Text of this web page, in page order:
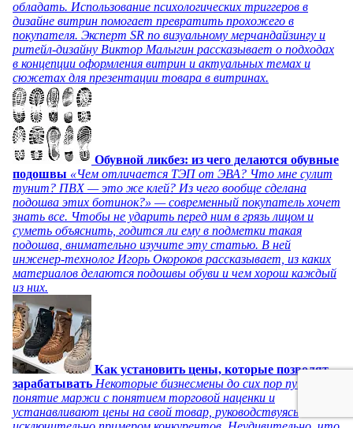
обладать. Использование психологических триггеров в
дизайне витрин помогает превратить прохожего в
покупателя. Эксперт SR по визуальному мерчандайзингу и
ритейл-дизайну Виктор Малыгин рассказывает о подходах
в концепции оформления витрин и актуальных темах и
сюжетах для презентации товара в витринах.
Обувной ликбез: из чего делаются обувные
подошвы «Чем отличается ТЭП от ЭВА? Что мне сулит
тунит? ПВХ — это же клей? Из чего вообще сделана
подошва этих ботинок?» — современный покупатель хочет
знать все. Чтобы не ударить перед ним в грязь лицом и
суметь объяснить, годится ли ему в подметки такая
подошва, внимательно изучите эту статью. В ней
инженер-технолог Игорь Окороков рассказывает, из каких
материалов делаются подошвы обуви и чем хорош каждый
из них.
Как установить цены, которые позволят
зарабатывать Некоторые бизнесмены до сих пор путают
понятие маржи с понятием торговой наценки и
устанавливают цены на свой товар, руководствуясь